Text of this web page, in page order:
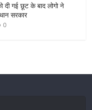
दी गई छूट के बाद लोगो ने
सरकार
0